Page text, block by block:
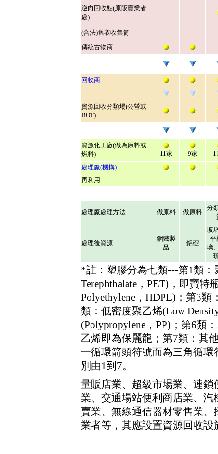
逆向回收點(原販賣業者
處)
(合法)舊衣收集筒
傳統古物商
回收商
資源回收分類場(公營或
BOT)
資源化工廠(做為原料或
燃料)
11家 9家
處理廠(機構)
再利用
處理廠處理方法 做原料 做原料
分
處理後資源
鋼鐵製
品
鋁碇
玻
平
璃
*註：塑膠分為七類---第1類：
Terephthalate，PET)，即寶
Polyethylene，HDPE)；第3
類：低密度聚乙烯(Low
(Polypropylene，PP)；第6類
乙烯即為保麗龍；第7類：其
一循環箭頭符號而為三角循
別由1到7。
量販店業、超級市場業、連
業、交通場站便利商店業、
賣業、無線通信器材零售業
業者等，其應設置資源回收設